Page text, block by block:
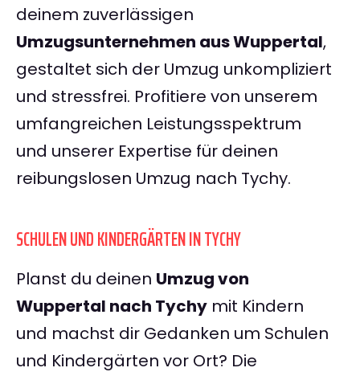
deinem zuverlässigen
Umzugsunternehmen aus Wuppertal,
gestaltet sich der Umzug unkompliziert
und stressfrei. Profitiere von unserem
umfangreichen Leistungsspektrum
und unserer Expertise für deinen
reibungslosen Umzug nach Tychy.
SCHULEN UND KINDERGÄRTEN IN TYCHY
Planst du deinen Umzug von
Wuppertal nach Tychy mit Kindern
und machst dir Gedanken um Schulen
und Kindergärten vor Ort? Die